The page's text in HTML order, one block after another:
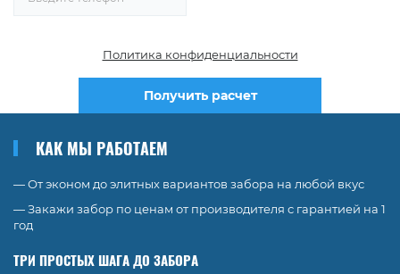
Политика конфиденциальности
Получить расчет
КАК МЫ РАБОТАЕМ
— От эконом до элитных вариантов забора на любой вкус
— Закажи забор по ценам от производителя с гарантией на 1
год
ТРИ ПРОСТЫХ ШАГА ДО ЗАБОРА